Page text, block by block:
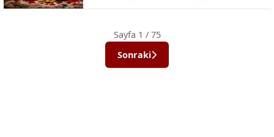
bu dev rekabetin Süper Kupa (ve eski adıyla
Cumhurbaşkanlığı Kupası) tarihindeki
istatistikleri ve önemli bilgileri:
Sayfa 1 / 75
Sonraki